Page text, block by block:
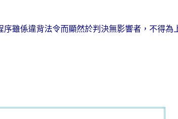
序雖係違背法令而顯然於判決無影響者，不得為